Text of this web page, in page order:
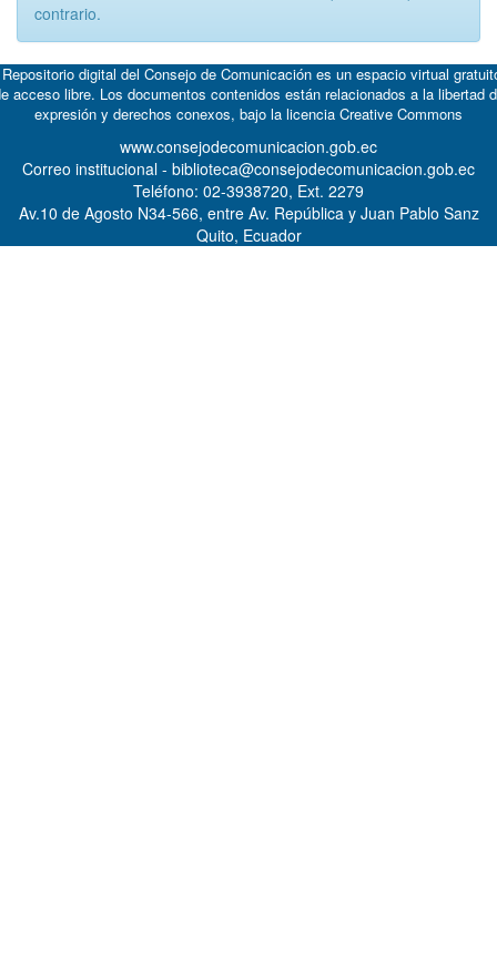
contrario.
digital del Consejo de Comunicación es un espacio virtual
acceso libre. Los documentos contenidos están relacionados a la libertad
expresión y derechos conexos, bajo la licencia Creative Commons
www.consejodecomunicacion.gob.ec
Correo institucional - biblioteca@consejodecomunicacion.gob.ec
Teléfono: 02-3938720, Ext. 2279
Av.10 de Agosto N34-566, entre Av. República y Juan Pablo Sanz
Quito, Ecuador